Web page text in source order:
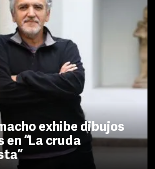
exhibe dibujos
en “La cruda